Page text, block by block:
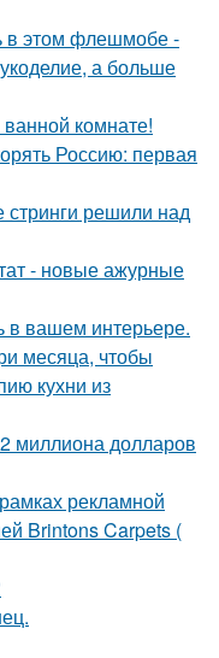
в этом флешмобе -
а больше
комнате!
Россию: первая
стринги решили над
- новые ажурные
в вашем интерьере.
месяца, чтобы
кухни из
миллиона долларов
рекламной
Brintons Carpets (